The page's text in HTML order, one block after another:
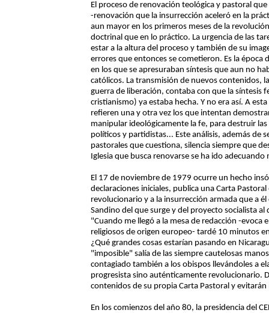
El proceso de renovación teológica y pastoral
-renovación que la insurrección aceleró en la
aun mayor en los primeros meses de la
doctrinal que en lo práctico. La urgencia de las
estar a la altura del proceso y también de su
errores que entonces se cometieron. Es la
en los que se apresuraban síntesis que aun no
católicos. La transmisión de nuevos contenidos,
guerra de liberación, contaba con que la
cristianismo) ya estaba hecha. Y no era así. A
refieren una y otra vez los que intentan
manipular ideológicamente la fe, para destruir
políticos y partidistas... Este análisis, además de
pastorales que cuestiona, silencia siempre que
Iglesia que busca renovarse se ha ido adecuando
El 17 de noviembre de 1979 ocurre un hecho
declaraciones iniciales, publica una Carta
revolucionario y a la insurrección armada que a
Sandino del que surge y del proyecto socialista
"Cuando me llegó a la mesa de redacción -evoca
religiosos de origen europeo- tardé 10 minutos
¿Qué grandes cosas estarían pasando en
"imposible" salía de las siempre cautelosas
contagiado también a los obispos llevándoles a
progresista sino auténticamente revolucionario.
contenidos de su propia Carta Pastoral y evitarán
En los comienzos del año 80, la presidencia del